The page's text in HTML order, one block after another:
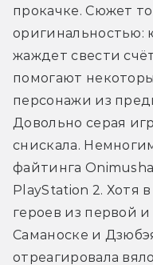
прокачке. Сюжет
жаждет свести
помогают
персонажи из
Довольно серая
снискала.
файтинга
PlayStation 2. Хотя
героев из первой
Саманоске и
отреагировала